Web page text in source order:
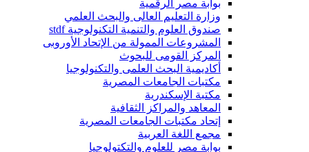
بوابة مصر الرقمية
وزارة التعليم العالى والبحث العلمي
صندوق العلوم والتنمية التكنولوجية stdf
المشروعات الممولة من الإتحاد الأوروبى
المركز القومى للبحوث
أكاديمية البحث العلمى والتكنولوجيا
مكتبات الجامعات المصرية
مكتبة الإسكندرية
المعاهد والمراكز الثقافية
إتحاد مكتبات الجامعات المصرية
مجمع اللغة العربية
بوابة مصر للعلوم والتكتولوجيا